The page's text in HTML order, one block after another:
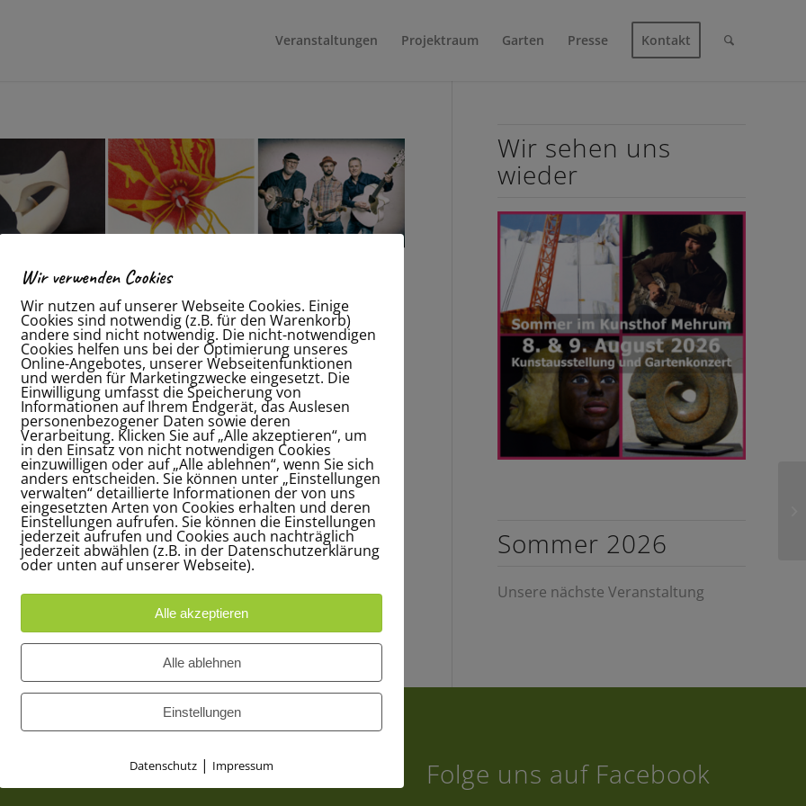
Veranstaltungen Projektraum Garten Presse Kontakt
& Gartenkonzert
wandelt sie sich, mit Folgen wie Mutation
Petersen (Zeichnung), Sylvia Middel (Steinskulpturen)
Veränderlichkeit unserer Umwelt beschäftigt und zeigten
& Martin.
Wir sehen uns
wieder
Sommer 2026
Unsere nächste Veranstaltung
Folge uns auf Facebook
Wir verwenden Cookies
Wir nutzen auf unserer Webseite Cookies. Einige
Cookies sind notwendig (z.B. für den Warenkorb)
andere sind nicht notwendig. Die nicht-notwendigen
Cookies helfen uns bei der Optimierung unseres
Online-Angebotes, unserer Webseitenfunktionen
und werden für Marketingzwecke eingesetzt. Die
Einwilligung umfasst die Speicherung von
Informationen auf Ihrem Endgerät, das Auslesen
personenbezogener Daten sowie deren
Verarbeitung. Klicken Sie auf „Alle akzeptieren“, um
in den Einsatz von nicht notwendigen Cookies
einzuwilligen oder auf „Alle ablehnen“, wenn Sie sich
anders entscheiden. Sie können unter „Einstellungen
verwalten“ detaillierte Informationen der von uns
eingesetzten Arten von Cookies erhalten und deren
Einstellungen aufrufen. Sie können die Einstellungen
jederzeit aufrufen und Cookies auch nachträglich
jederzeit abwählen (z.B. in der Datenschutzerklärung
oder unten auf unserer Webseite).
Alle akzeptieren
Alle ablehnen
Einstellungen
Datenschutz | Impressum